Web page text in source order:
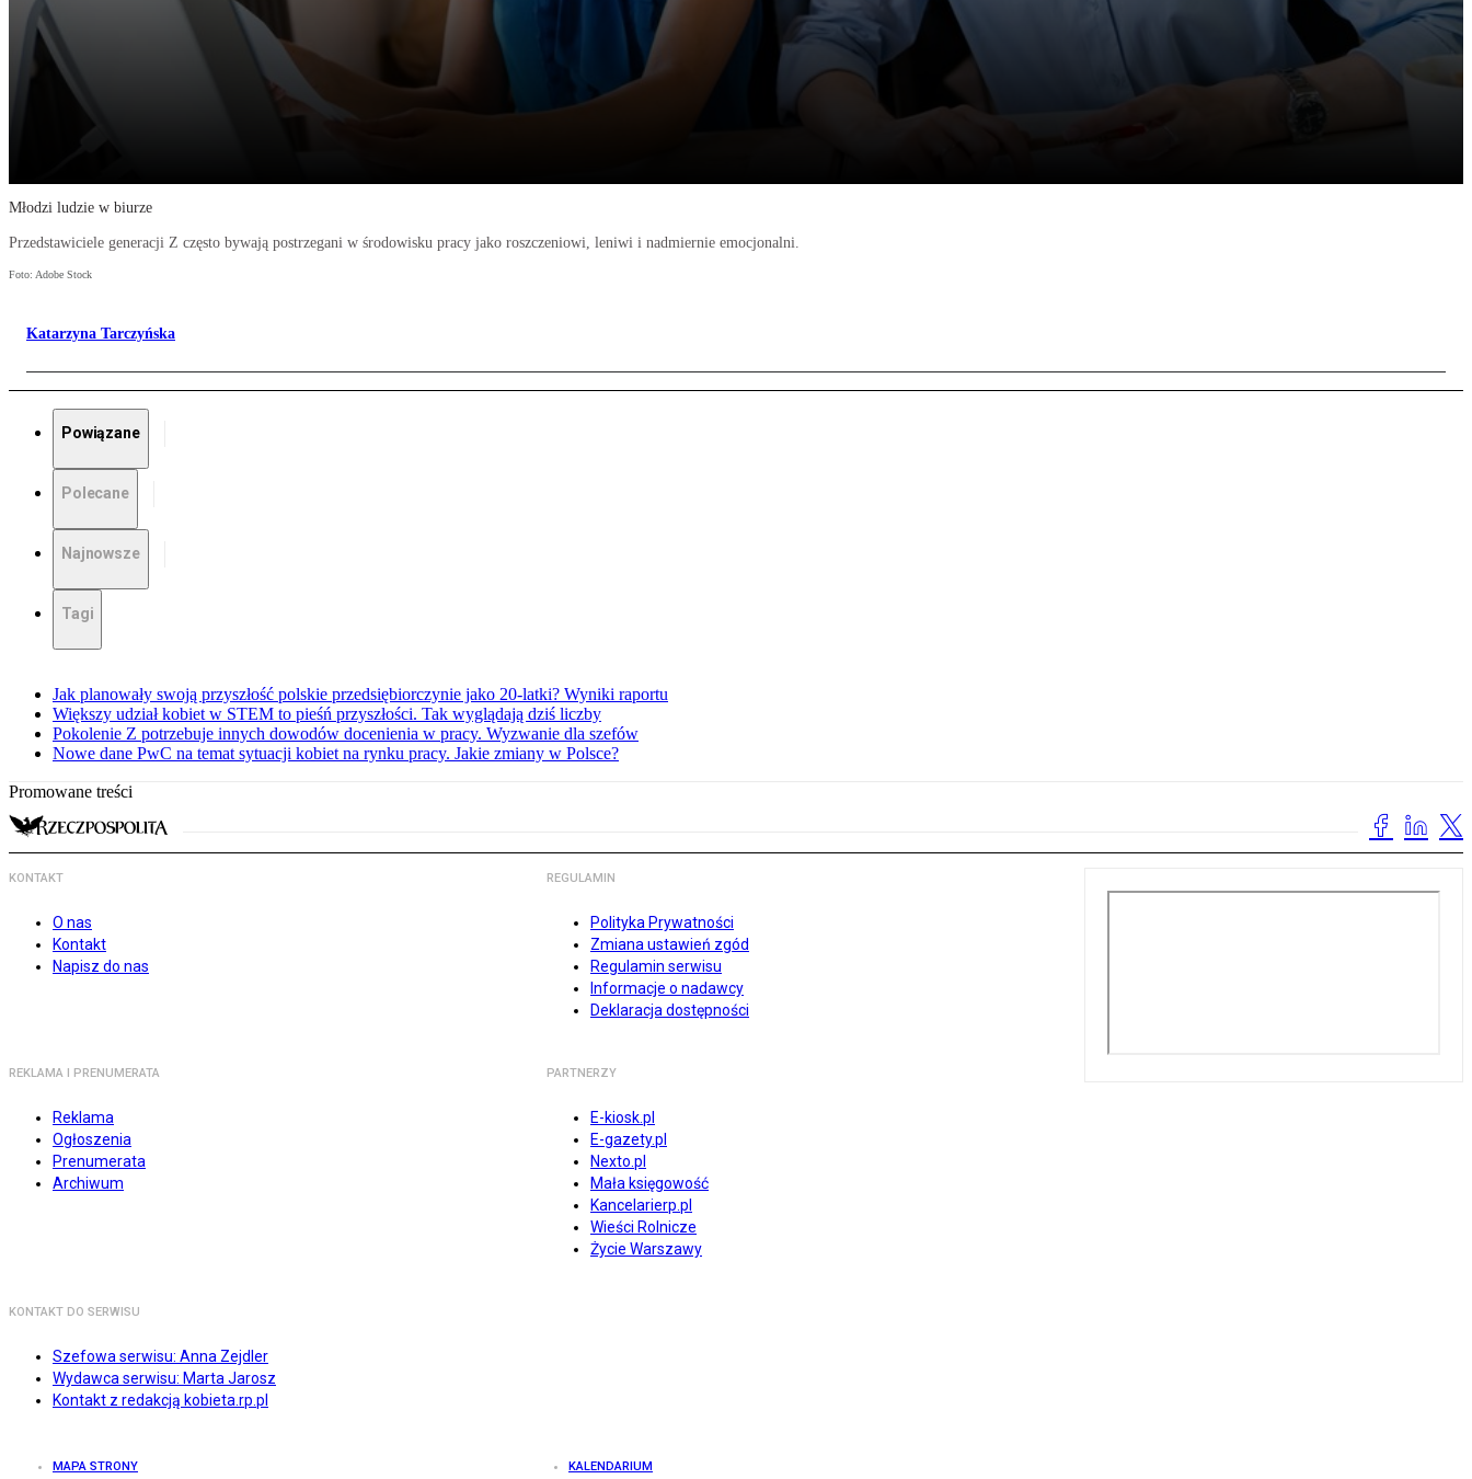
Młodzi ludzie w biurze
Przedstawiciele generacji Z często bywają postrzegani w środowisku pracy jako roszczeniowi, leniwi i nadmiernie emocjonalni.
Foto: Adobe Stock
Katarzyna Tarczyńska
Powiązane
Polecane
Najnowsze
Tagi
Jak planowały swoją przyszłość polskie przedsiębiorczynie jako 20-latki? Wyniki raportu
Większy udział kobiet w STEM to pieśń przyszłości. Tak wyglądają dziś liczby
Pokolenie Z potrzebuje innych dowodów docenienia w pracy. Wyzwanie dla szefów
Nowe dane PwC na temat sytuacji kobiet na rynku pracy. Jakie zmiany w Polsce?
Promowane treści
KONTAKT
O nas
Kontakt
Napisz do nas
REGULAMIN
Polityka Prywatności
Zmiana ustawień zgód
Regulamin serwisu
Informacje o nadawcy
Deklaracja dostępności
REKLAMA I PRENUMERATA
Reklama
Ogłoszenia
Prenumerata
Archiwum
PARTNERZY
E-kiosk.pl
E-gazety.pl
Nexto.pl
Mała księgowość
Kancelarierp.pl
Wieści Rolnicze
Życie Warszawy
KONTAKT DO SERWISU
Szefowa serwisu: Anna Zejdler
Wydawca serwisu: Marta Jarosz
Kontakt z redakcją kobieta.rp.pl
MAPA STRONY KALENDARIUM